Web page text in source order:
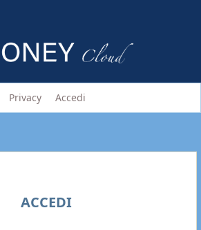
Privacy Accedi
ACCEDI